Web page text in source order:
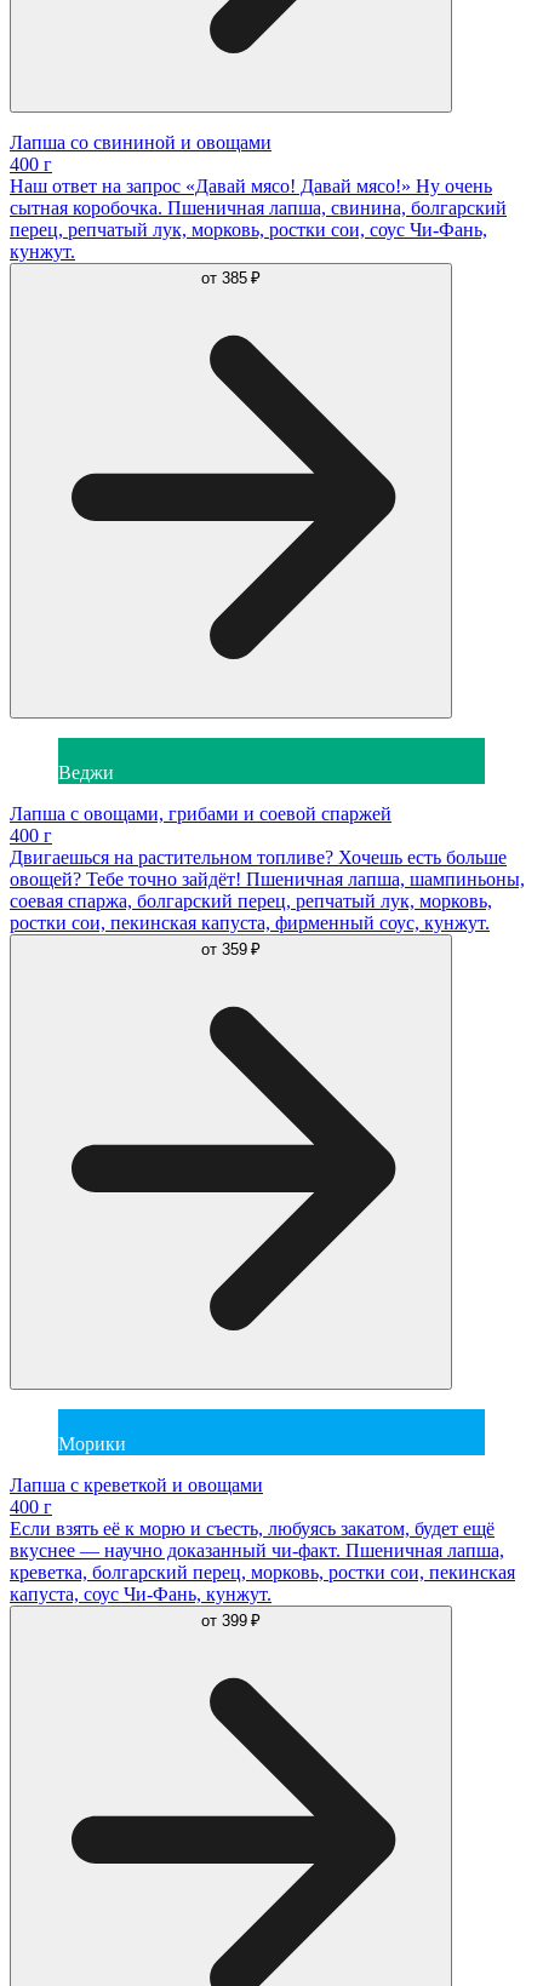
Лапша со свининой и овощами
400 г
Наш ответ на запрос «Давай мясо! Давай мясо!» Ну очень
сытная коробочка. Пшеничная лапша, свинина, болгарский
перец, репчатый лук, морковь, ростки сои, соус Чи-Фань,
кунжут.
от 385 ₽
Веджи
Лапша с овощами, грибами и соевой спаржей
400 г
Двигаешься на растительном топливе? Хочешь есть больше
овощей? Тебе точно зайдёт! Пшеничная лапша, шампиньоны,
соевая спаржа, болгарский перец, репчатый лук, морковь,
ростки сои, пекинская капуста, фирменный соус, кунжут.
от 359 ₽
Морики
Лапша с креветкой и овощами
400 г
Если взять её к морю и съесть, любуясь закатом, будет ещё
вкуснее — научно доказанный чи-факт. Пшеничная лапша,
креветка, болгарский перец, морковь, ростки сои, пекинская
капуста, соус Чи-Фань, кунжут.
от 399 ₽